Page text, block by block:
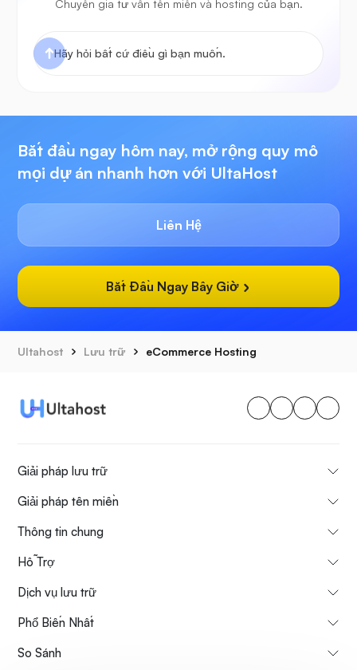
Chuyên gia tư vấn tên miền và hosting của bạn.
Bắt đầu ngay hôm nay, mở rộng quy mô
mọi dự án nhanh hơn với UltaHost
Liên Hệ
Bắt Đầu Ngay Bây Giờ
Ultahost Lưu trữ eCommerce Hosting
Giải pháp lưu trữ
Giải pháp tên miền
Thông tin chung
Hỗ Trợ
Dịch vụ lưu trữ
Phổ Biến Nhất
So Sánh